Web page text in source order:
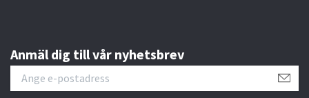
Anmäl dig till vår nyhetsbrev